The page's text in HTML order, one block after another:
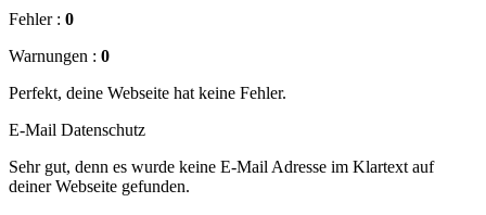
Fehler : 0
Warnungen : 0
Perfekt, deine Webseite hat keine Fehler.
E-Mail Datenschutz
Sehr gut, denn es wurde keine E-Mail Adresse im Klartext auf
deiner Webseite gefunden.